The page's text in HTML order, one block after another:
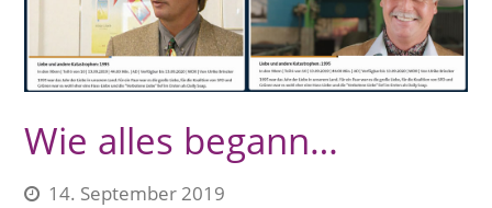
Wie alles begann…
14. September 2019